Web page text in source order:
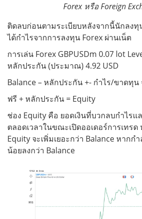
Forex หรือ Foreign
ติดลบก่อนตามระเบียบหลังจากนี้นักลง
ได้กำไรจากการลงทุน Forex ผ่านเน็ต
การเล่น Forex GBPUSDm 0.07 lot
หลักประกัน (ประมาณ) 4.92 USD
Balance – หลักประกัน +- กำไร/ขาดทุน
ฟรี + หลักประกัน = Equity
ช่อง Equity คือ ยอดเงินที่บวกลบกำไร
ตลอดเวลาในขณะเปิดออเดอร์การเทรด
Equity จะเพิ่มเยอะกว่า Balance หากก
น้อยลงกว่า Balance